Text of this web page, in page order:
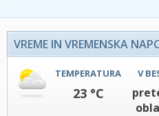
VREME IN VREMENSKA
TEMPERATURA
23 °C
V